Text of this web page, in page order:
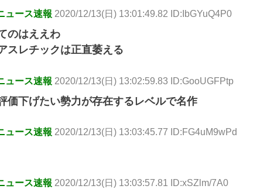
ュース速報 2020/12/13(日) 13:01:49.82 ID:IbGYuQ4P0
のはええわ
スレチックは正直萎える
ュース速報 2020/12/13(日) 13:02:59.83 ID:GooUGFPtp
価下げたい勢力が存在するレベルで名作
ュース速報 2020/12/13(日) 13:03:45.77 ID:FG4uM9wPd
ュース速報 2020/12/13(日) 13:03:57.81 ID:xSZlm/7A0